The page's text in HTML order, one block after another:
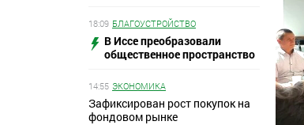
18:09 БЛАГОУСТРОЙСТВО
В Иссе преобразовали
общественное пространство
14:55 ЭКОНОМИКА
Зафиксирован рост покупок на
фондовом рынке